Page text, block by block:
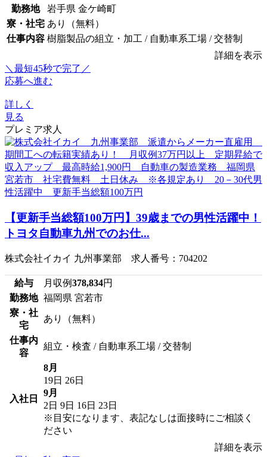
勤務地
岩手県 金ケ崎町
寮・社宅 あり（無料）
仕事内容 樹脂製品の組立・加工 / 自動車系工場 / 交替制
詳細を表示
＼最短45秒で完了／
応募へ進む
詳しく
見る
プレミア求人
【更新手当総額100万円】39歳までの男性活躍中！
トヨタ自動車九州でのお仕...
株式会社イカイ 九州事業部 求人番号：704202
給与 月収例378,834円
勤務地 福岡県 宮若市
寮・社
宅
あり（無料）
仕事内
容
組立・検査 / 自動車系工場 / 交替制
入社日
8月
19日 26日
9月
2日 9日 16日 23日
※目安になります、表記なしは面接時にご相談く
ださい
詳細を表示